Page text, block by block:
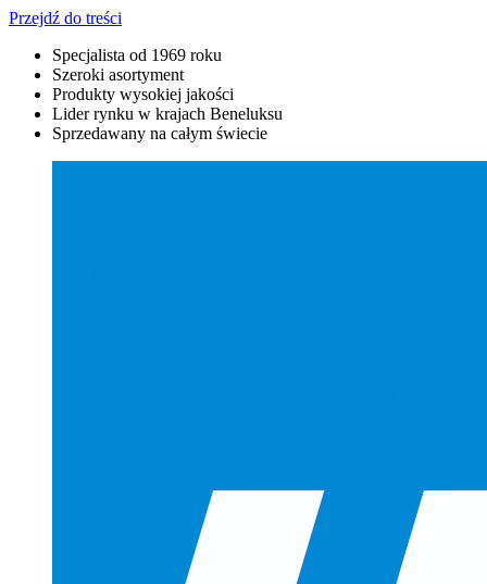
Przejdź do treści
Specjalista od 1969 roku
Szeroki asortyment
Produkty wysokiej jakości
Lider rynku w krajach Beneluksu
Sprzedawany na całym świecie